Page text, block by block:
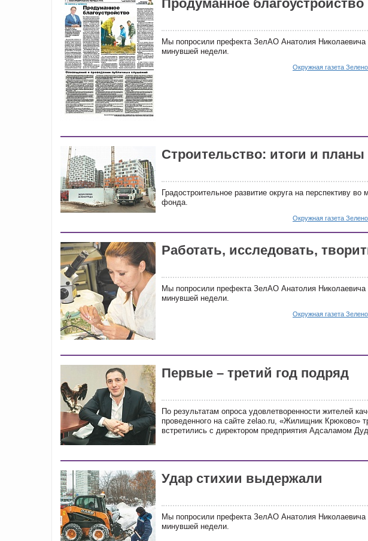
Продуманное благоустройство
Мы попросили префекта ЗелАО Анатолия Николаевича
минувшей недели.
Окружная газета
Строительство: итоги и планы
Градостроительное развитие округа на перспективу
фонда.
Окружная газета
Работать, исследовать,
Мы попросили префекта ЗелАО Анатолия Николаевича
минувшей недели.
Окружная газета
Первые – третий год подряд
По результатам опроса удовлетворенности жителей
проведенного на сайте zelao.ru, «Жилищник Крюково»
встретились с директором предприятия Адсаламом
Удар стихии выдержали
Мы попросили префекта ЗелАО Анатолия Николаевича
минувшей недели.